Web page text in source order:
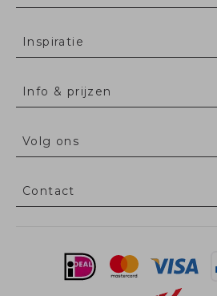
Inspiratie
Info & prijzen
Volg ons
Contact